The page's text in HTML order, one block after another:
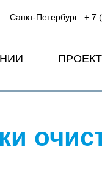
Санкт-Петербург: + 7